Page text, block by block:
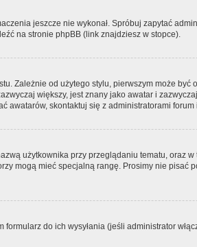
jeszcze nie wykonał. Spróbuj zapytać
na stronie phpBB (link znajdziesz w stopce).
Zależnie od użytego stylu, pierwszym może
większy, jest znany jako awatar i
awatarów, skontaktuj się z administratorami forum
użytkownika przy przeglądaniu tematu, oraz
mogą mieć specjalną rangę. Prosimy nie
do ich wysyłania (jeśli administrator